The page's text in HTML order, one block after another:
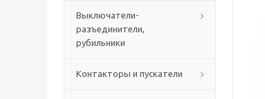
Выключатели-
разъединители,
рубильники
Контакторы и пускатели